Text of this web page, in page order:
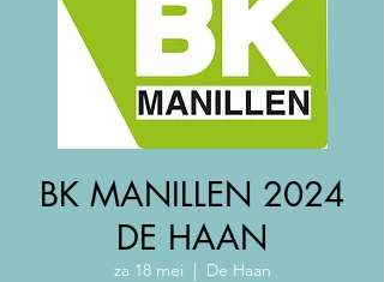
BK MANILLEN 2024
DE HAAN
za 18 mei
  |
De Haan